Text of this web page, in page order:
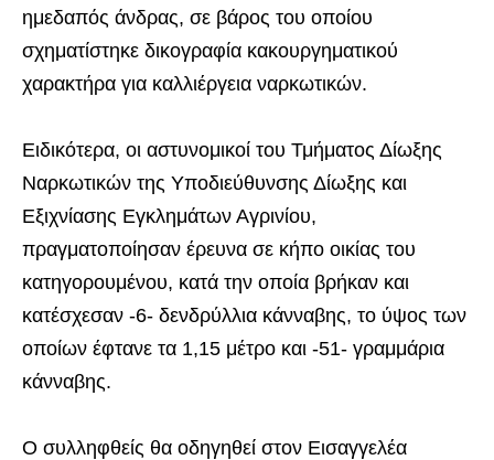
ημεδαπός άνδρας, σε βάρος του οποίου
σχηματίστηκε δικογραφία κακουργηματικού
χαρακτήρα για καλλιέργεια ναρκωτικών.
Ειδικότερα, οι αστυνομικοί του Τμήματος Δίωξης
Ναρκωτικών της Υποδιεύθυνσης Δίωξης και
Εξιχνίασης Εγκλημάτων Αγρινίου,
πραγματοποίησαν έρευνα σε κήπο οικίας του
κατηγορουμένου, κατά την οποία βρήκαν και
κατέσχεσαν -6- δενδρύλλια κάνναβης, το ύψος των
οποίων έφτανε τα 1,15 μέτρο και -51- γραμμάρια
κάνναβης.
Ο συλληφθείς θα οδηγηθεί στον Εισαγγελέα